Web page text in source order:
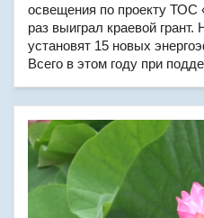
освещения по проекту ТОС
раз выиграл краевой грант.
установят 15 новых
Всего в этом году при